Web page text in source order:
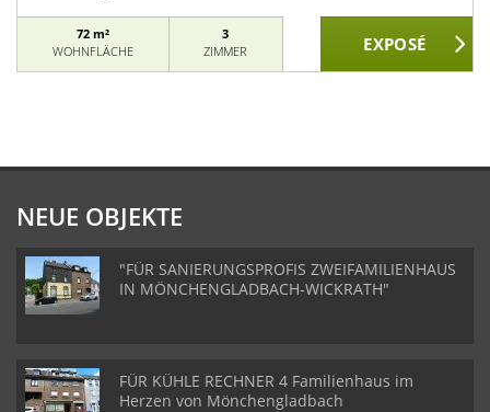
72 m²
WOHNFLÄCHE
3
ZIMMER
NEUE OBJEKTE
"FÜR SANIERUNGSPROFIS ZWEIFAMILIENHAUS
IN MÖNCHENGLADBACH-WICKRATH"
FÜR KÜHLE RECHNER 4 Familienhaus im
Herzen von Mönchengladbach